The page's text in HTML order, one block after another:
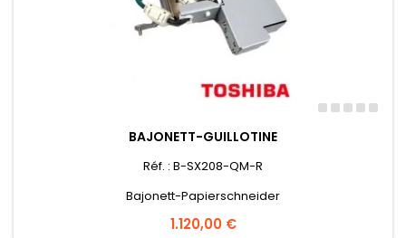
BAJONETT-GUILLOTINE
Réf. : B-SX208-QM-R
Bajonett-Papierschneider
Preis
1.120,00 €